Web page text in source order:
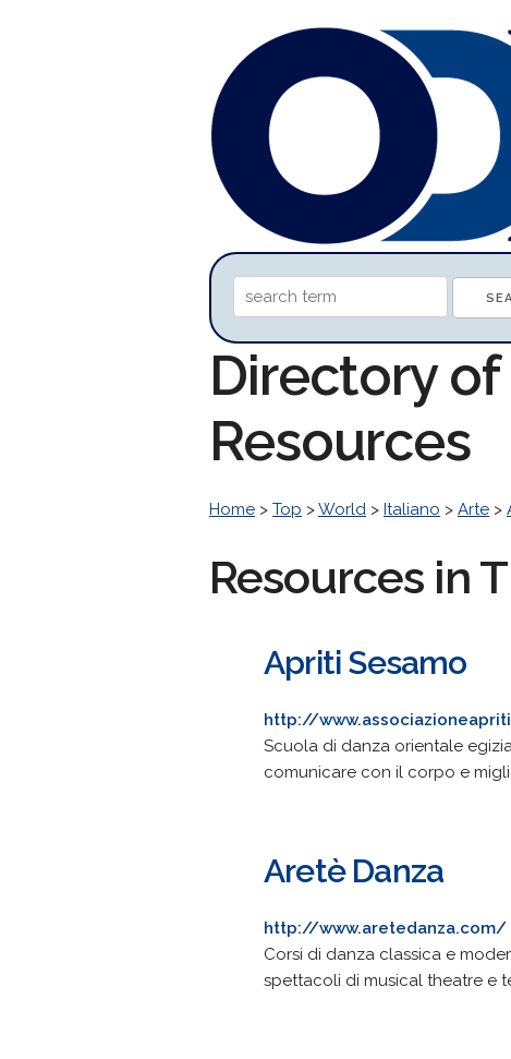
Directory
Resources
Home > Top >World > Italiano > Arte >
Resources in
Apriti Sesamo
http://
Scuola di danza orientale
comunicare con il corpo e
Aretè Danza
http://www.aretedanza.com/
Corsi di danza classica e
spettacoli di musical theatre e